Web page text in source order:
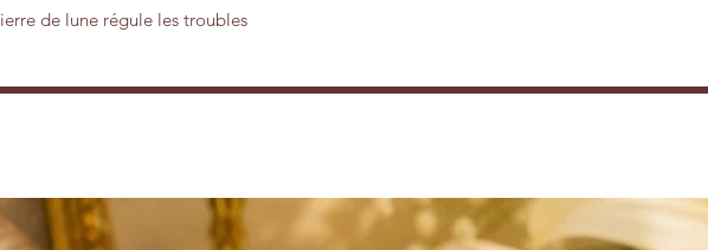
de lune régule les troubles
et même au-delà en favorisant
aussi indiquée pour les
la fameuse intuition des
de compassion, d’empathie,